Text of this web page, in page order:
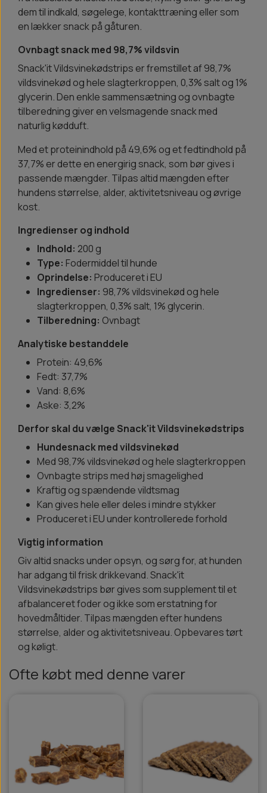
dem til indkald, søgelege, kontakttræning eller som
en lækker snack på gåturen.
Ovnbagt snack med 98,7% vildsvin
Snack'it Vildsvinekødstrips er fremstillet af 98,7%
vildsvinekød og hele slagterkroppen, 0,3% salt og 1%
glycerin. Den enkle sammensætning og ovnbagte
tilberedning giver en velsmagende snack med
naturlig kødduft.
Med et proteinindhold på 49,6% og et fedtindhold på
37,7% er dette en energirig snack, som bør gives i
passende mængder. Tilpas altid mængden efter
hundens størrelse, alder, aktivitetsniveau og øvrige
kost.
Ingredienser og indhold
Indhold: 200 g
Type: Fodermiddel til hunde
Oprindelse: Produceret i EU
Ingredienser: 98,7% vildsvinekød og hele
slagterkroppen, 0,3% salt, 1% glycerin.
Tilberedning: Ovnbagt
Analytiske bestanddele
Protein: 49,6%
Fedt: 37,7%
Vand: 8,6%
Aske: 3,2%
Derfor skal du vælge Snack'it Vildsvinekødstrips
Hundesnack med vildsvinekød
Med 98,7% vildsvinekød og hele slagterkroppen
Ovnbagte strips med høj smagelighed
Kraftig og spændende vildtsmag
Kan gives hele eller deles i mindre stykker
Produceret i EU under kontrollerede forhold
Vigtig information
Giv altid snacks under opsyn, og sørg for, at hunden
har adgang til frisk drikkevand. Snack'it
Vildsvinekødstrips bør gives som supplement til et
afbalanceret foder og ikke som erstatning for
hovedmåltider. Tilpas mængden efter hundens
størrelse, alder og aktivitetsniveau. Opbevares tørt
og køligt.
Ofte købt med denne varer